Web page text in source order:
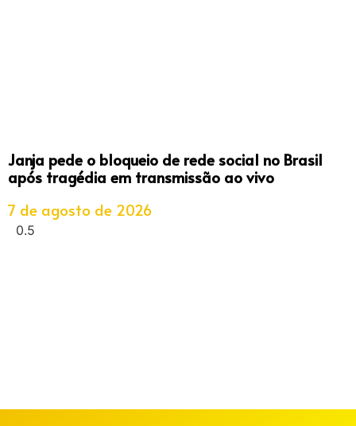
Janja pede o bloqueio de rede social no Brasil
após tragédia em transmissão ao vivo
7 de agosto de 2026